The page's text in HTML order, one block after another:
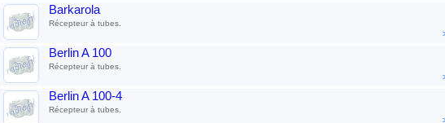
Barkarola
Récepteur à tubes.
Berlin A 100
Récepteur à tubes.
Berlin A 100-4
Récepteur à tubes.